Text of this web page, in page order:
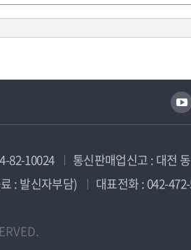
82-10024
통신판매업신고 : 대전
: 발신자부담)
대표전화 : 042-